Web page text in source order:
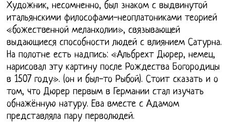
Художник, несомненно, был знаком с выдвинутой
итальянскими философами-неоплатониками теорией
«божественной меланхолии», связывающей
выдающиеся способности людей с влиянием Сатурна.
На полотне есть надпись: «Альбрехт Дюрер, немец,
нарисовал эту картину после Рождества Богородицы
в 1507 году». (он и был-то Рыбой). Стоит сказать и о
том, что Дюрер первым в Германии стал изучать
обнажённую натуру. Ева вместе с Адамом
представляла пару перволюдей.